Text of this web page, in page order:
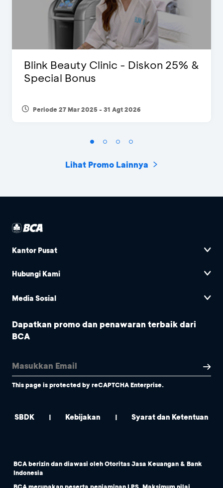
Blink Beauty Clinic - Diskon 25% &
Special Bonus
Periode 27 Mar 2025 - 31 Agt 2026
Lihat Promo Lainnya
Kantor Pusat
Hubungi Kami
Media Sosial
Dapatkan promo dan penawaran terbaik dari
BCA
This page is protected by reCAPTCHA Enterprise.
SBDK | Kebijakan | Syarat dan Ketentuan
BCA berizin dan diawasi oleh Otoritas Jasa Keuangan & Bank
Indonesia
BCA merupakan peserta penjaminan LPS. Maksimum nilai